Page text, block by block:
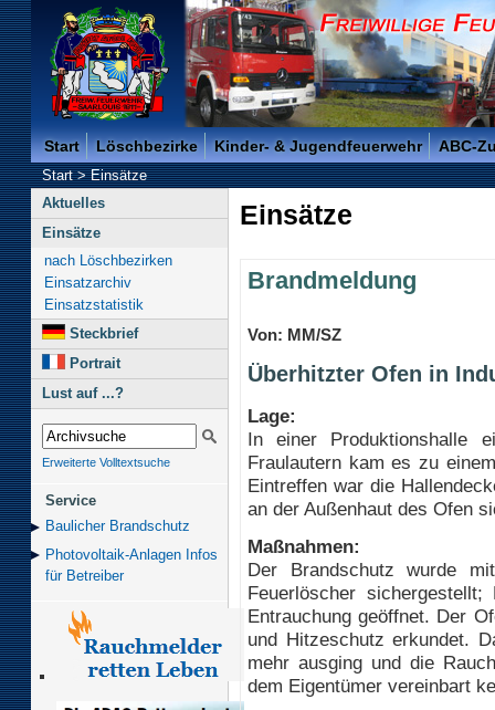
Freiwillige Feuerwehr der Kreisstadt Saarlouis -
Start Löschbezirke Kinder- & Jugendfeuerwehr ABC-
Start>Einsätze
Aktuelles
Einsätze
nach Löschbezirken
Einsatzarchiv
Einsatzstatistik
Steckbrief
Portrait
Lust auf ...?
Erweiterte Volltextsuche
Service
Baulicher Brand­schutz
Photovoltaik-Anlagen Infos
für Betreiber
Einsätze
Brandmeldung
Von: MM/SZ
Überhitzter Ofen in
Lage:
In einer Produktionshalle
Fraulautern kam es zu
Eintreffen war die
an der Außenhaut des Ofen
Maßnahmen:
Der Brandschutz wurde
Feuerlöscher
Entrauchung geöffnet. Der
und Hitzeschutz erkundet.
mehr ausging und die
dem Eigentümer vereinbart